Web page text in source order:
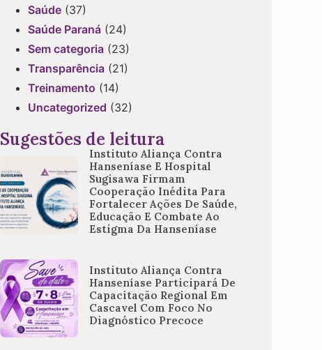
Saúde (37)
Saúde Paraná (24)
Sem categoria (23)
Transparência (21)
Treinamento (14)
Uncategorized (32)
Sugestões de leitura
Instituto Aliança Contra
Hanseníase E Hospital
Sugisawa Firmam
Cooperação Inédita Para
Fortalecer Ações De Saúde,
Educação E Combate Ao
Estigma Da Hanseníase
Instituto Aliança Contra
Hanseníase Participará De
Capacitação Regional Em
Cascavel Com Foco No
Diagnóstico Precoce